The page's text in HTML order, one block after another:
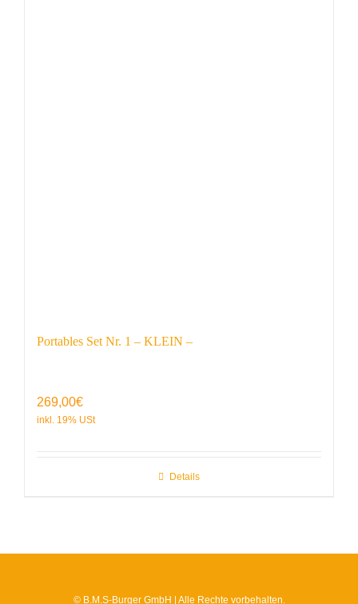
Portables Set Nr. 1 – KLEIN –
269,00€
Details
© B.M.S-Burger GmbH | Alle Rechte vorbehalten.